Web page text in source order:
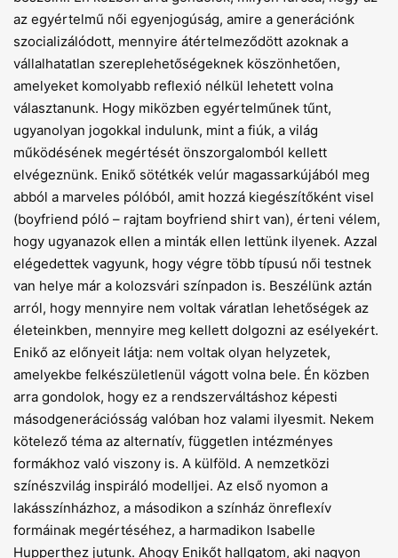
az egyértelmű női egyenjogúság, amire a generációnk
szocializálódott, mennyire átértelmeződött azoknak a
vállalhatatlan szereplehetőségek­nek köszönhetően,
amelyeket komolyabb reflexió nélkül lehetett volna
választanunk. Hogy miközben egyértelműnek tűnt,
ugyanolyan jogokkal indulunk, mint a fiúk, a világ
működésének megértését önszorgalomból kellett
elvégeznünk. Enikő sötétkék velúr magassarkújából meg
abból a marveles pólóból, amit hozzá kiegészítőként visel
(boyfriend póló – rajtam boyfriend shirt van), érteni vélem,
hogy ugyanazok ellen a minták ellen lettünk ilyenek. Azzal
elégedettek vagyunk, hogy végre több típusú női testnek
van helye már a kolozsvári színpadon is. Beszélünk aztán
arról, hogy mennyire nem voltak váratlan lehetőségek az
életeinkben, mennyire meg kellett dolgozni az esélyekért.
Enikő az előnyeit látja: nem voltak olyan helyzetek,
amelyekbe felkészületlenül vágott volna bele. Én közben
arra gondolok, hogy ez a rendszerváltáshoz képesti
másodgenerációsság valóban hoz valami ilyesmit. Nekem
kötelező téma az alternatív, független intézményes
formákhoz való viszony is. A külföld. A nemzetközi
színészvilág inspiráló modelljei. Az első nyomon a
lakásszínházhoz, a másodikon a színház önreflexív
formáinak megértéséhez, a harmadikon Isabelle
Hupperthez jutunk. Ahogy Enikőt hallgatom, aki nagyon